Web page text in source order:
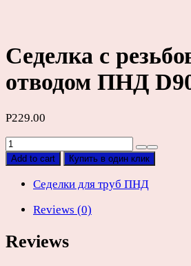
Седелка с
отводом ПНД
Р229.00
Седелка
с
отводом
D90х3/4
Add to cart Купить в один клик
Седелки для труб ПНД
Reviews (0)
Reviews